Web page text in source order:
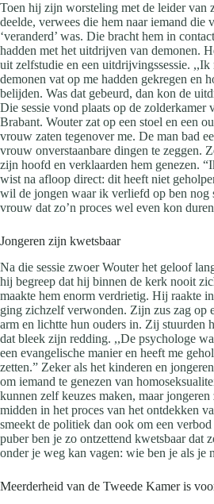
Toen hij zijn worsteling met de leider van
deelde, verwees die hem naar iemand die
‘veranderd’ was. Die bracht hem in
hadden met het uitdrijven van demonen.
uit zelfstudie en een uitdrijvingssessie. ,,Ik
demonen vat op me hadden gekregen en
belijden. Was dat gebeurd, dan kon de
Die sessie vond plaats op de
Brabant. Wouter zat op een stoel en een
vrouw zaten tegenover me. De man bad
vrouw onverstaanbare dingen te zeggen.
zijn hoofd en verklaarden hem genezen.
wist na afloop direct: dit heeft niet
wil de jongen waar ik verliefd op ben nog
vrouw dat zo’n proces wel even kon
Jongeren zijn kwetsbaar
Na die sessie zwoer Wouter het geloof
hij begreep dat hij binnen de kerk nooit
maakte hem enorm verdrietig. Hij raakte
ging zichzelf verwonden. Zijn zus zag op
arm en lichtte hun ouders in. Zij stuurden
dat bleek zijn redding. ,,De psychologe
een evangelische manier en heeft me
zetten.” Zeker als het kinderen en
om iemand te genezen van
kunnen zelf keuzes maken, maar
midden in het proces van het ontdekken
smeekt de politiek dan ook om een
puber ben je zo ontzettend kwetsbaar dat
onder je weg kan vagen: wie ben je als je
Meerderheid van de Tweede Kamer is